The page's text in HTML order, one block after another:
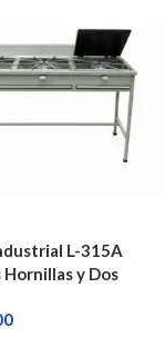
L-315A
Hornillas y Dos